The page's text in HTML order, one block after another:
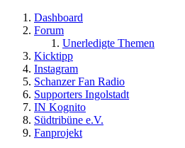
Dashboard
Forum
Unerledigte Themen
Kicktipp
Instagram
Schanzer Fan Radio
Supporters Ingolstadt
IN Kognito
Südtribüne e.V.
Fanprojekt